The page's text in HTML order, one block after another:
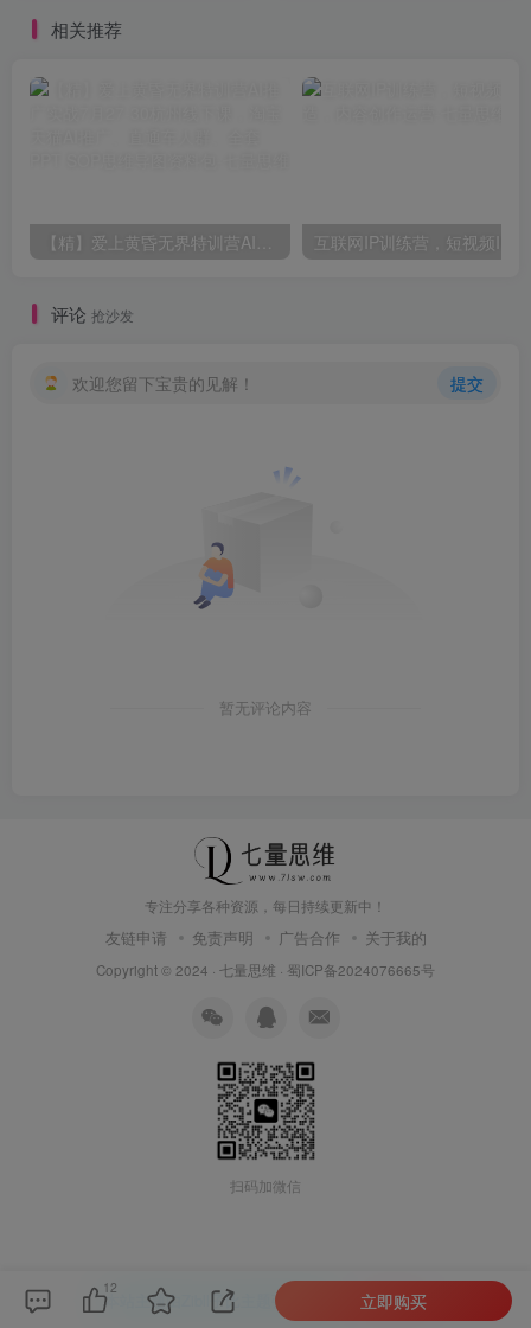
相关推荐
评论 抢沙发
欢迎您留下宝贵的见解！ 提交
暂无评论内容
专注分享各种资源，每日持续更新中！
友链申请 免责声明 广告合作 关于我的
Copyright © 2024 · 七量思维 · 蜀ICP备2024076665号
扫码加微信
12
立即购买
本站主题由Zibll子比主题强力驱动 联系作者